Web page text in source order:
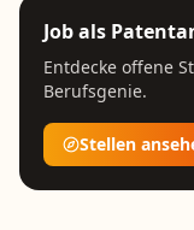
Job als
Entdecke offene
Berufsgenie.
Stellen